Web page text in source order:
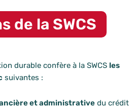
de la SWCS
durable confère à la SWCS les
suivantes :
et administrative du crédit